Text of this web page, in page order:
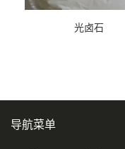
光卤石
导航菜单